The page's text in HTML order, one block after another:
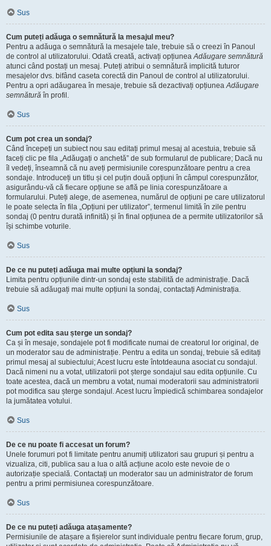
Sus
Cum puteți adăuga o semnătură la mesajul meu?
Pentru a adăuga o semnătură la mesajele tale, trebuie să o creezi în Panoul
de control al utilizatorului. Odată creată, activați opțiuneaAdăugare semnătură
atunci când postați un mesaj. Puteți atribui o semnătură implicită tuturor
mesajelor dvs. bifând caseta corectă din Panoul de control al utilizatorului.
Pentru a opri adăugarea în mesaje, trebuie să dezactivați opțiuneaAdăugare
semnătură în profil.
Sus
Cum pot crea un sondaj?
Când începeți un subiect nou sau editați primul mesaj al acestuia, trebuie să
faceți clic pe fila „Adăugați o anchetă” de sub formularul de publicare; Dacă nu
îl vedeți, înseamnă că nu aveți permisiunile corespunzătoare pentru a crea
sondaje. Introduceți un titlu și cel puțin două opțiuni în câmpul corespunzător,
asigurându-vă că fiecare opțiune se află pe linia corespunzătoare a
formularului. Puteți alege, de asemenea, numărul de opțiuni pe care utilizatorul
le poate selecta în fila „Opțiuni per utilizator”, termenul limită în zile pentru
sondaj (0 pentru durată infinită) și în final opțiunea de a permite utilizatorilor să
își schimbe voturile.
Sus
De ce nu puteți adăuga mai multe opțiuni la sondaj?
Limita pentru opțiunile dintr-un sondaj este stabilită de administrație. Dacă
trebuie să adăugați mai multe opțiuni la sondaj, contactați Administrația.
Sus
Cum pot edita sau șterge un sondaj?
Ca și în mesaje, sondajele pot fi modificate numai de creatorul lor original, de
un moderator sau de administrație. Pentru a edita un sondaj, trebuie să editați
primul mesaj al subiectului; Acest lucru este întotdeauna asociat cu sondajul.
Dacă nimeni nu a votat, utilizatorii pot șterge sondajul sau edita opțiunile. Cu
toate acestea, dacă un membru a votat, numai moderatorii sau administratorii
pot modifica sau șterge sondajul. Acest lucru împiedică schimbarea sondajelor
la jumătatea votului.
Sus
De ce nu poate fi accesat un forum?
Unele forumuri pot fi limitate pentru anumiți utilizatori sau grupuri și pentru a
vizualiza, citi, publica sau a lua o altă acțiune acolo este nevoie de o
autorizație specială. Contactați un moderator sau un administrator de forum
pentru a primi permisiunea corespunzătoare.
Sus
De ce nu puteți adăuga atașamente?
Permisiunile de atașare a fișierelor sunt individuale pentru fiecare forum, grup,